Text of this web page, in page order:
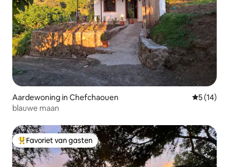
Aardewoning in Chefchaouen
5 (14)
blauwe maan
Topfavoriet van gasten
Favoriet van gasten